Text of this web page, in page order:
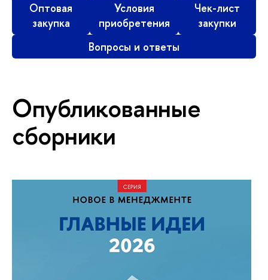
Оптовая
закупка
Условия
приобретения
Чек-лист
закупки
Вопросы и ответы
Опубликованные
сборники